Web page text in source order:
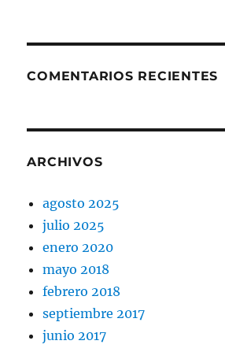
COMENTARIOS RECIENTES
ARCHIVOS
agosto 2025
julio 2025
enero 2020
mayo 2018
febrero 2018
septiembre 2017
junio 2017